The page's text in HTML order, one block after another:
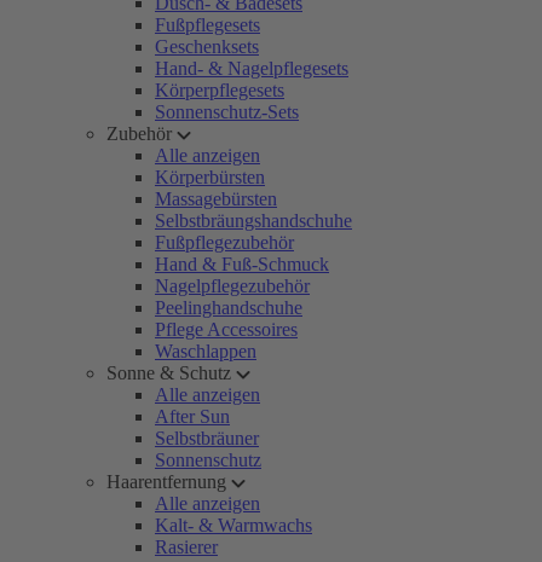
Fußpflegesets
Geschenksets
Hand- & Nagelpflegesets
Körperpflegesets
Sonnenschutz-Sets
Zubehör
Alle anzeigen
Körperbürsten
Massagebürsten
Selbstbräungshandschuhe
Fußpflegezubehör
Hand & Fuß-Schmuck
Nagelpflegezubehör
Peelinghandschuhe
Pflege Accessoires
Waschlappen
Sonne & Schutz
Alle anzeigen
After Sun
Selbstbräuner
Sonnenschutz
Haarentfernung
Alle anzeigen
Kalt- & Warmwachs
Rasierer